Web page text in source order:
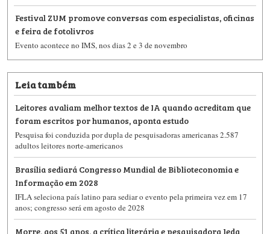
Festival ZUM promove conversas com especialistas, oficinas
e feira de fotolivros
Evento acontece no IMS, nos dias 2 e 3 de novembro
Leia também
Leitores avaliam melhor textos de IA quando acreditam que
foram escritos por humanos, aponta estudo
Pesquisa foi conduzida por dupla de pesquisadoras americanas 2.587
adultos leitores norte-americanos
Brasília sediará Congresso Mundial de Biblioteconomia e
Informação em 2028
IFLA seleciona país latino para sediar o evento pela primeira vez em 17
anos; congresso será em agosto de 2028
Morre, aos 51 anos, a crítica literária e pesquisadora Ieda